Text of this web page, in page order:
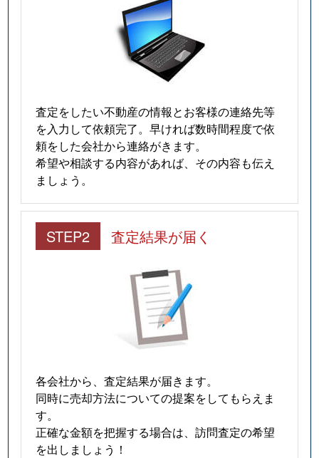
査定をしたい不動産の情報とお客様の連絡先等
を入力して依頼完了。早ければ数時間程度で依
頼をした会社から連絡がきます。
希望や相談する内容があれば、その内容も伝え
ましょう。
STEP2 査定結果が届く
各会社から、査定結果が届きます。
同時に売却方法についての提案をしてもらえま
す。
正確な金額を把握する場合は、訪問査定の希望
を出しましょう！